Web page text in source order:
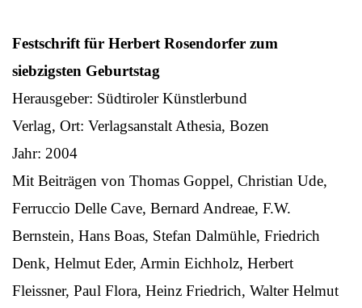
Festschrift für Herbert Rosendorfer zum
siebzigsten Geburtstag
Herausgeber: Südtiroler Künstlerbund
Verlag, Ort: Verlagsanstalt Athesia, Bozen
Jahr: 2004
Mit Beiträgen von Thomas Goppel, Christian Ude,
Ferruccio Delle Cave, Bernard Andreae, F.W.
Bernstein, Hans Boas, Stefan Dalmühle, Friedrich
Denk, Helmut Eder, Armin Eichholz, Herbert
Fleissner, Paul Flora, Heinz Friedrich, Walter Helmut